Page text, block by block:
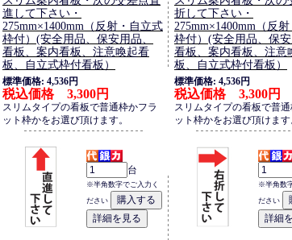
進して下さい・
275mm×1400mm（反射・自立式
枠付）(安全用品、保安用品、
看板、案内看板、注意喚起看
板、自立式枠付看板）
標準価格: 4,536円
税込価格 3,300円
スリムタイプの看板で普通枠かフラ
ット枠かをお選び頂けます。
折して下さい・
275mm×1400mm（反
枠付）(安全用品、保安
看板、案内看板、注意
板、自立式枠付看板）
標準価格: 4,536円
税込価格 3,300円
スリムタイプの看板で普通
ット枠かをお選び頂けます
台
※半角数字でご入力く
ださい
※半角数
ださい